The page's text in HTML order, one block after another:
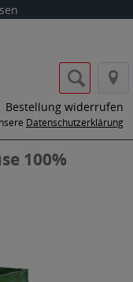
Bestellung widerrufen
Datenschutzerklärung
100%